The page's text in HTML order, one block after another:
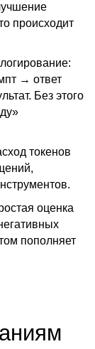
происходит
→ ответ
Без этого
токенов
оценка
пополняет